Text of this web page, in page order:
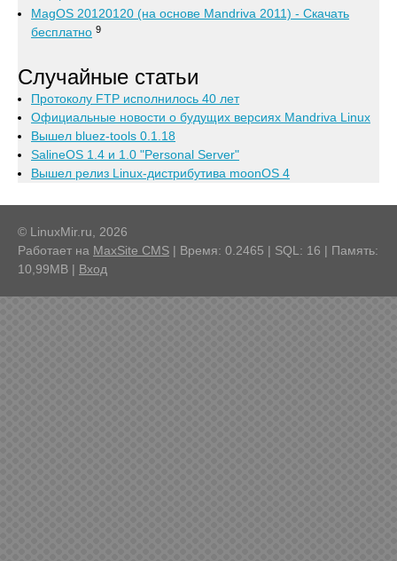
MagOS 20120120 (на основе Mandriva 2011) - Скачать
бесплатно 9
Случайные статьи
Протоколу FTP исполнилось 40 лет
Официальные новости о будущих версиях Mandriva Linux
Вышел bluez-tools 0.1.18
SalineOS 1.4 и 1.0 "Personal Server"
Вышел релиз Linux-дистрибутива moonOS 4
© LinuxMir.ru, 2026
Работает на MaxSite CMS | Время: 0.2465 | SQL: 16 | Память:
10,99MB | Вход